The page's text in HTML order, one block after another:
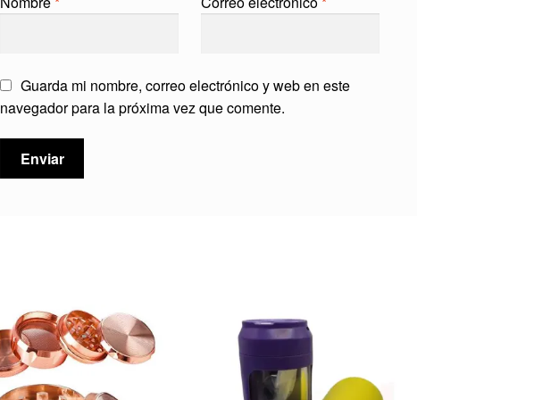
Guarda mi nombre, correo electrónico y web en este
navegador para la próxima vez que comente.